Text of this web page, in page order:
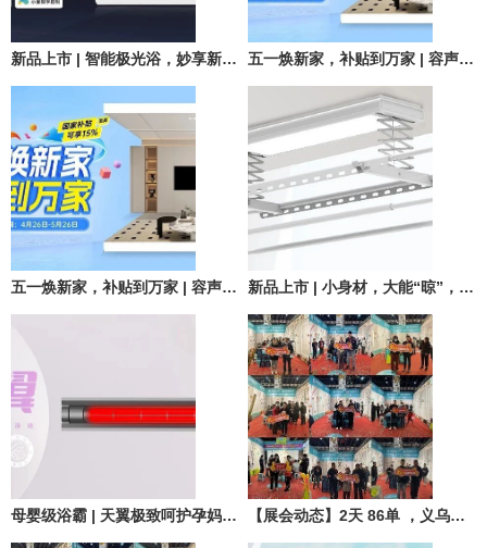
新品上市 | 智能极光浴，妙享新体验 五一焕新家，补贴到万家 | 容声吊顶5大套餐已上线，至高可直降15%
五一焕新家，补贴到万家 | 容声吊顶5大套餐已上线，至高可直降15% 新品上市 | 小身材，大能“晾”，小白鲸晾晒轻松又智能！
母婴级浴霸 | 天翼极致呵护孕妈妈和宝宝的沐浴体验 【展会动态】2天 86单 ，义乌容声吊顶成为家博会爆单王